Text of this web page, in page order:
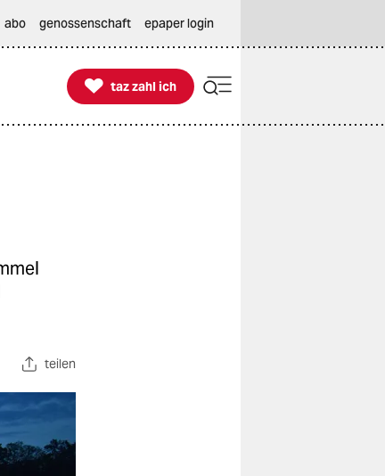
abo genossenschaft epaper login

taz zahl ich
taz zahl ich
teilen